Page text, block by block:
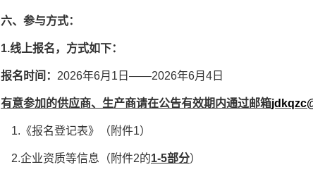
六、参与方式：
1.线上报名，方式如下：
报名时间： 2026年6月1日——2026年6月4日
有意参加的供应商、生产商请在公告有效期内通过邮箱
1.《报名登记表》（附件1）
2.企业资质等信息（附件2的1-5部分）